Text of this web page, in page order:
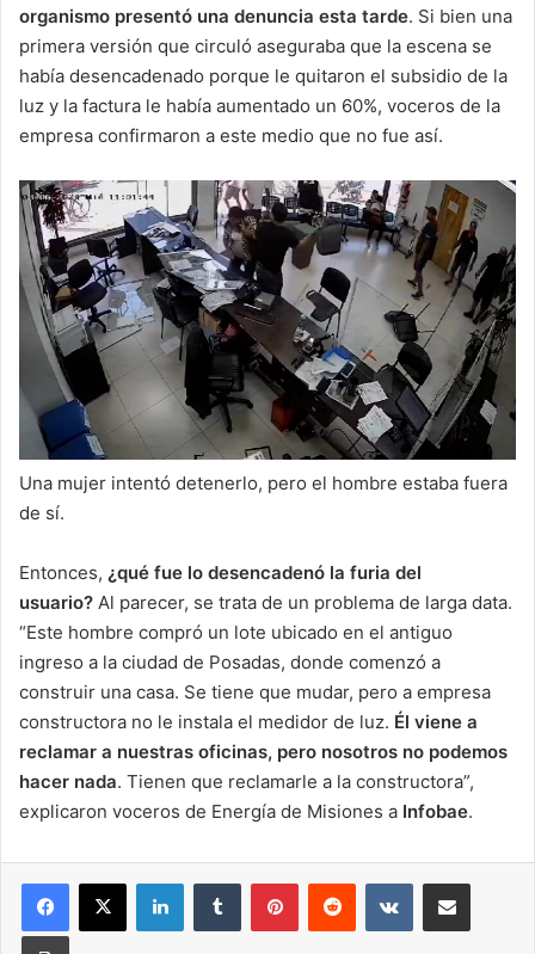
organismo presentó una denuncia esta tarde. Si bien una
primera versión que circuló aseguraba que la escena se
había desencadenado porque le quitaron el subsidio de la
luz y la factura le había aumentado un 60%, voceros de la
empresa confirmaron a este medio que no fue así.
Una mujer intentó detenerlo, pero el hombre estaba fuera
de sí.
Entonces, ¿qué fue lo desencadenó la furia del
usuario? Al parecer, se trata de un problema de larga data.
“Este hombre compró un lote ubicado en el antiguo
ingreso a la ciudad de Posadas, donde comenzó a
construir una casa. Se tiene que mudar, pero a empresa
constructora no le instala el medidor de luz. Él viene a
reclamar a nuestras oficinas, pero nosotros no podemos
hacer nada. Tienen que reclamarle a la constructora”,
explicaron voceros de Energía de Misiones a Infobae.